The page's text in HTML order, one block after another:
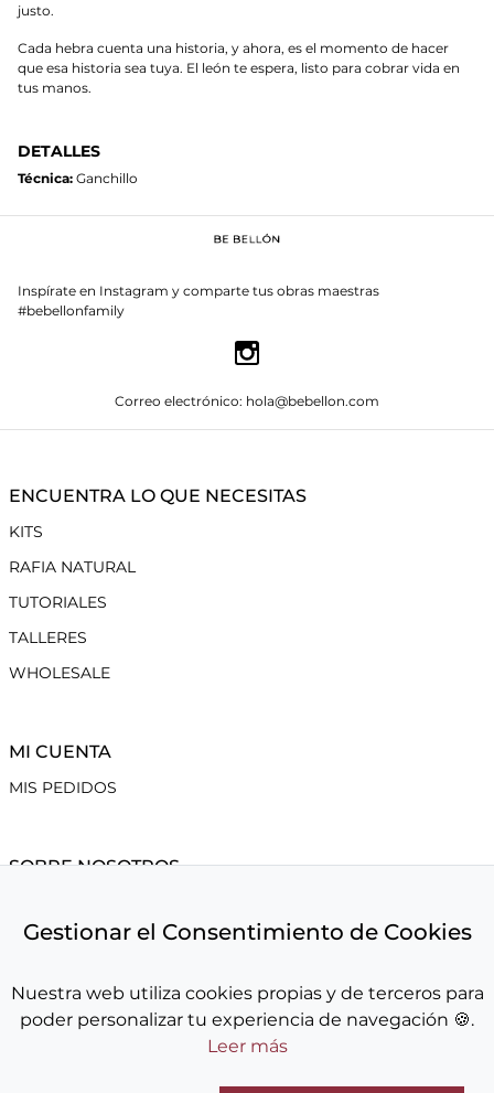
justo.
Cada hebra cuenta una historia, y ahora, es el momento de hacer
que esa historia sea tuya. El león te espera, listo para cobrar vida en
tus manos.
DETALLES
Técnica: Ganchillo
Inspírate en Instagram y comparte tus obras maestras
#bebellonfamily
Correo electrónico: hola@bebellon.com
ENCUENTRA LO QUE NECESITAS
KITS
RAFIA NATURAL
TUTORIALES
TALLERES
WHOLESALE
MI CUENTA
MIS PEDIDOS
SOBRE NOSOTROS
ENVÍOS
AVISO LEGAL
Gestionar el Consentimiento de Cookies
Nuestra web utiliza cookies propias y de terceros para
poder personalizar tu experiencia de navegación 🍪.
Leer más